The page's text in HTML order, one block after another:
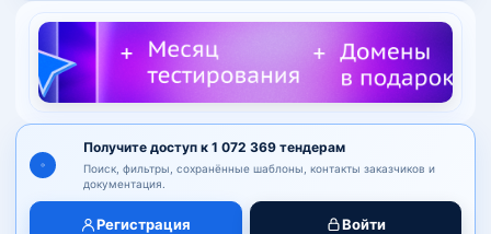
Получите доступ к 1 072 369 тендерам
Поиск, фильтры, сохранённые шаблоны, контакты заказчиков и
документация.
Регистрация Войти